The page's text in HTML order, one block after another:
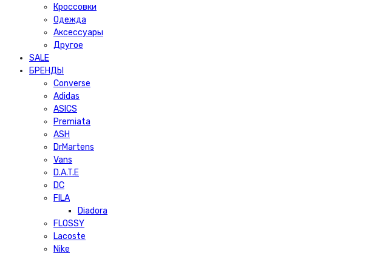
Кроссовки
Одежда
Аксессуары
Другое
SALE
БРЕНДЫ
Converse
Adidas
ASICS
Premiata
ASH
DrMartens
Vans
D.A.T.E
DC
FILA
Diadora
FLOSSY
Lacoste
Nike